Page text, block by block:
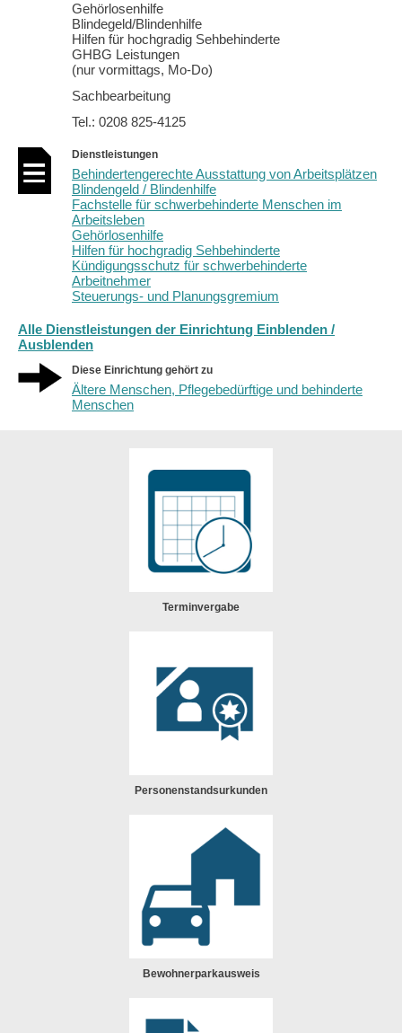
Gehörlosenhilfe
Blindegeld/Blindenhilfe
Hilfen für hochgradig Sehbehinderte
GHBG Leistungen
(nur vormittags, Mo-Do)
Sachbearbeitung
Tel.: 0208 825-4125
Dienstleistungen
Behindertengerechte Ausstattung von Arbeitsplätzen
Blindengeld / Blindenhilfe
Fachstelle für schwerbehinderte Menschen im
Arbeitsleben
Gehörlosenhilfe
Hilfen für hochgradig Sehbehinderte
Kündigungsschutz für schwerbehinderte
Arbeitnehmer
Steuerungs- und Planungsgremium
Alle Dienstleistungen der Einrichtung Einblenden /
Ausblenden
Diese Einrichtung gehört zu
Ältere Menschen, Pflegebedürftige und behinderte
Menschen
Terminvergabe
Personenstandsurkunden
Bewohnerparkausweis